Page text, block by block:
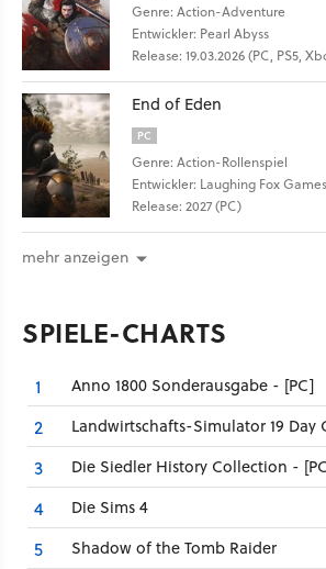
Genre: Action-Adventure
Entwickler: Pearl Abyss
Release: 19.03.2026 (PC, PS5,
End of Eden
PC
Genre: Action-Rollenspiel
Entwickler: Laughing Fox Games
Release: 2027 (PC)
mehr anzeigen
SPIELE-CHARTS
1 Anno 1800 Sonderausgabe - [PC]
2 Landwirtschafts-Simulator 19 Day
3 Die Siedler History Collection -
4 Die Sims 4
5 Shadow of the Tomb Raider